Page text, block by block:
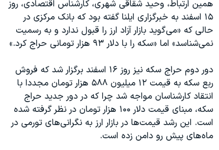
همین ارتباط، وحید شقاقی شهری، کارشناس اقتصادی، روز
۱۵ اسفند به خبرگزاری ایلنا گفته بود که بانک مرکزی در
حالی که «می‌گوید بازار آزاد ارز را قبول ندارد و به رسمیت
نمی‌شناسد» اما «سکه را با دلار ۹۳ هزار تومانی حراج کرد.»
دور دوم حراج سکه نیز روز ۱۶ اسفند برگزار شد که فروش
ربع سکه به قیمت ۱۲ میلیون ۵۸۸ هزار تومان مجددا با
انتقاد کارشناسان مواجه شد چرا که در دور جدید حراج
سکه، مبنای قیمت دلار ۱۰۰ هزار تومان در نظر گرفته شده
است. این رشد قیمت‌ها در بازار ارز به نگرانی‌های تورمی در
ماه‌های پیش رو دامن زده است.